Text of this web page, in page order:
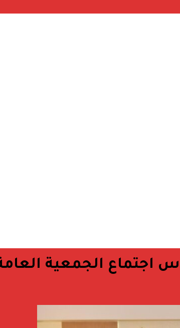
اجتماع الجمعية